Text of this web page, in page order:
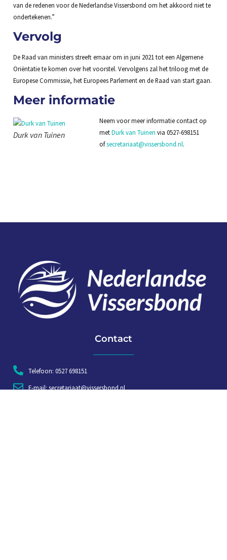
van de redenen voor de Nederlandse Vissersbond om het akkoord niet te
ondertekenen.”
Vervolg
De Raad van ministers streeft ernaar om in juni 2021 tot een Algemene
Oriëntatie te komen over het voorstel. Vervolgens zal het triloog met de
Europese Commissie, het Europees Parlement en de Raad van start gaan.
Meer informatie
Durk van Tuinen
Neem voor meer informatie contact op
metDurk van Tuinen via 0527-698151
ofsecretariaat@vissersbond.nl.
Contact
Telefoon: 0527 698151
E-mail: secretariaat@vissersbond.nl